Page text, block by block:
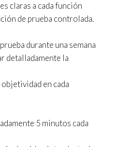
claras a cada función
de prueba controlada.
durante una semana
detalladamente la
en cada
5 minutos cada